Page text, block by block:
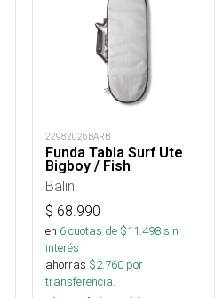
22982026BARB
Funda Tabla Surf Ute
Bigboy / Fish
Balin
$ 68.990
en 6cuotas de $11.498sin
interés
ahorras $2.760 por
transferencia.